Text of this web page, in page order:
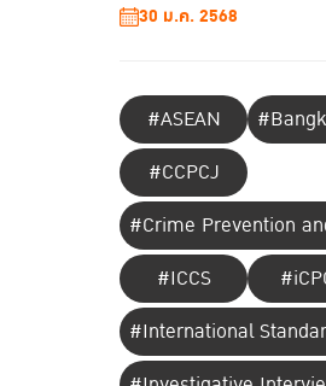
30 ม.ค. 2568
#ASEAN
#CCPCJ
#Crime Prevention
#ICCS
#International